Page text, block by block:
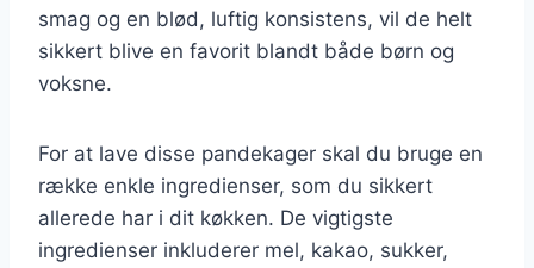
smag og en blød, luftig konsistens, vil de helt
sikkert blive en favorit blandt både børn og
voksne.
For at lave disse pandekager skal du bruge en
række enkle ingredienser, som du sikkert
allerede har i dit køkken. De vigtigste
ingredienser inkluderer mel, kakao, sukker,